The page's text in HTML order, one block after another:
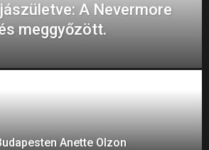
A Nevermore
meggyőzött.
Anette Olzon